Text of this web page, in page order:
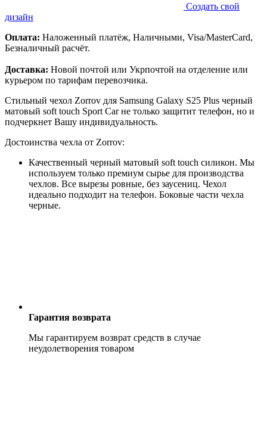
Создать свой
дизайн
Оплата: Наложенный платёж, Наличными, Visa/MasterCard,
Безналичный расчёт.
Доставка: Новой почтой или Укрпочтой на отделение или
курьером по тарифам перевозчика.
Стильный чехол Zorrov для Samsung Galaxy S25 Plus черный
матовый soft touch Sport Car не только защитит телефон, но и
подчеркнет Вашу индивидуальность.
Достоинства чехла от Zorrov:
Качественный черный матовый soft touch силикон. Мы
используем только премиум сырье для производства
чехлов. Все вырезы ровные, без заусениц. Чехол
идеально подходит на телефон. Боковые части чехла
черные.
Гарантия возврата
Мы гарантируем возврат средств в случае
неудолетворения товаром